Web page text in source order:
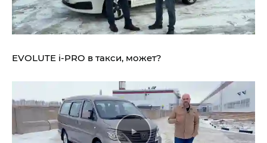
EVOLUTE i‑PRO в такси, может?